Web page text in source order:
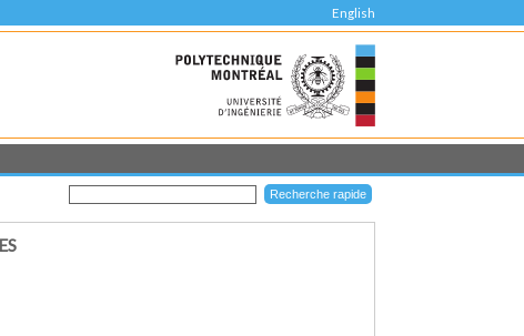
English